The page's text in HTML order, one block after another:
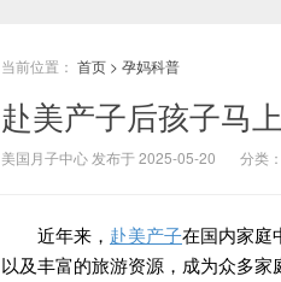
当前位置： 首页 > 孕妈科普
赴美产子后孩子马
美国月子中心 发布于 2025-05-20 分类：
近年来， 赴美产子在国内家庭
以及丰富的旅游资源，成为众多